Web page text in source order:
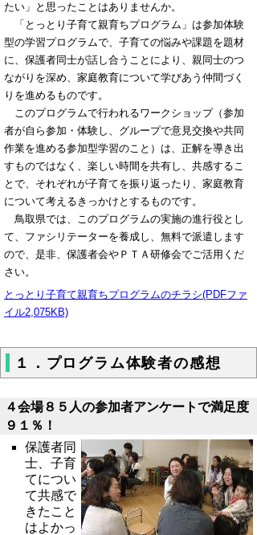
たい」と思ったことはありませんか。
「とっとり子育て親育ちプログラム」は参加体験
型の学習プログラムで、子育ての悩みや課題を題材
に、保護者同士が話し合うことにより、親同士のつ
ながりを深め、家庭教育について学びあう仲間づく
りを進めるものです。
このプログラムで行われるワークショップ（参加
者が自ら参加・体験し、グループで意見交換や共同
作業を進める参加型学習のこと）は、正解を導き出
すものではなく、楽しい時間を共有し、共感するこ
とで、それぞれが子育てを振り返ったり、家庭教育
について考えるきっかけとするものです。
鳥取県では、このプログラムの実施の進行役とし
て、ファシリテーターを養成し、無料で派遣します
ので、是非、保護者会やＰＴＡ研修会でご活用くだ
さい。
とっとり子育て親育ちプログラムのチラシ(PDFファ
イル2,075KB)
１．プログラム体験者の感想
４会場８５人の参加者アンケートで満足度
９１％！
保護者同
士、子育
てについ
て共感で
きたこと
はよかっ